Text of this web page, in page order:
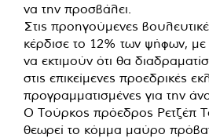
να την προσβάλει.
Στις προηγούμενες
κέρδισε το 12% των ψήφων,
να εκτιμούν ότι θα
στις επικείμενες προεδρικές
προγραμματισμένες για την
Ο Τούρκος πρόεδρος Ρετζέπ
θεωρεί το κόμμα μαύρο